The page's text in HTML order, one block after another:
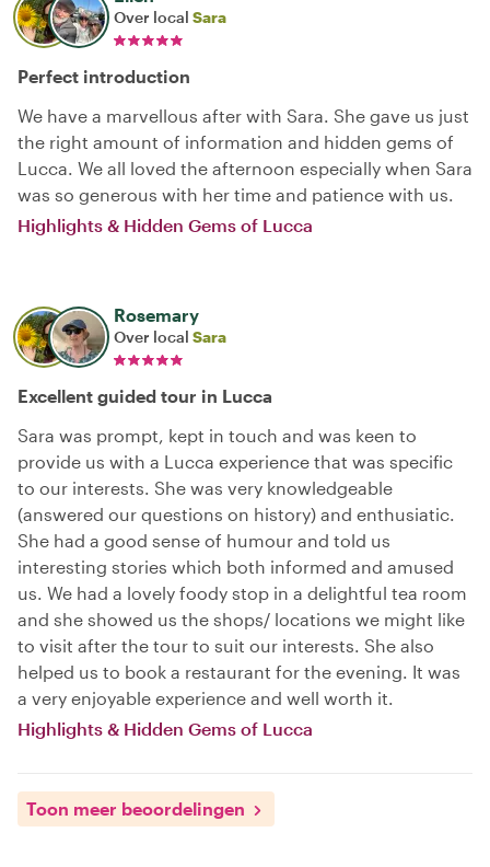
Over local Sara
Perfect introduction
We have a marvellous after with Sara. She gave us just
the right amount of information and hidden gems of
Lucca. We all loved the afternoon especially when Sara
was so generous with her time and patience with us.
Highlights & Hidden Gems of Lucca
Rosemary
Over local Sara
Excellent guided tour in Lucca
Sara was prompt, kept in touch and was keen to
provide us with a Lucca experience that was specific
to our interests. She was very knowledgeable
(answered our questions on history) and enthusiatic.
She had a good sense of humour and told us
interesting stories which both informed and amused
us. We had a lovely foody stop in a delightful tea room
and she showed us the shops/ locations we might like
to visit after the tour to suit our interests. She also
helped us to book a restaurant for the evening. It was
a very enjoyable experience and well worth it.
Highlights & Hidden Gems of Lucca
Toon meer beoordelingen